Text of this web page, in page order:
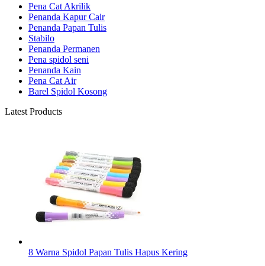
Pena Cat Akrilik
Penanda Kapur Cair
Penanda Papan Tulis
Stabilo
Penanda Permanen
Pena spidol seni
Penanda Kain
Pena Cat Air
Barel Spidol Kosong
Latest Products
8 Warna Spidol Papan Tulis Hapus Kering